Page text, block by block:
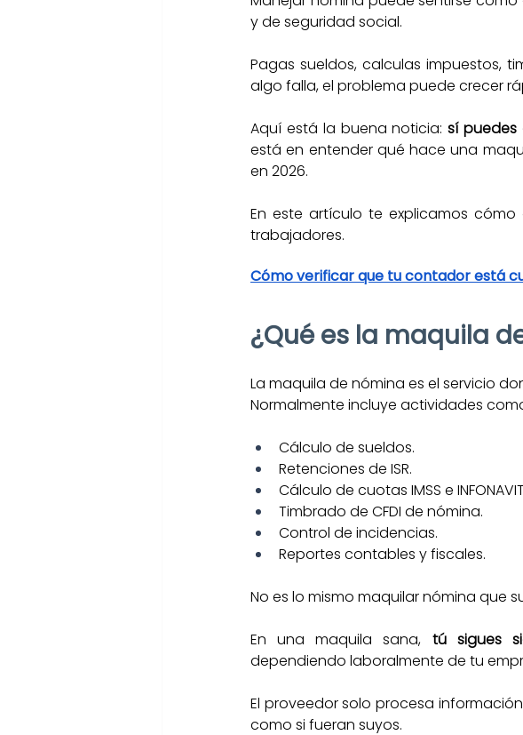
y de seguridad social.
Pagas sueldos, calculas impuestos,
algo falla, el problema puede crecer
Aquí está la buena noticia: sí puedes
está en entender qué hace una
en 2026.
En este artículo te explicamos
trabajadores.
Cómo verificar que tu contador está
¿Qué es la maquila
La maquila de nómina es el servicio
Normalmente incluye actividades
Cálculo de sueldos.
Retenciones de ISR.
Cálculo de cuotas IMSS e
Timbrado de CFDI de nómina.
Control de incidencias.
Reportes contables y fiscales.
No es lo mismo maquilar nómina que
En una maquila sana, tú sigues
dependiendo laboralmente de tu
El proveedor solo procesa
como si fueran suyos.